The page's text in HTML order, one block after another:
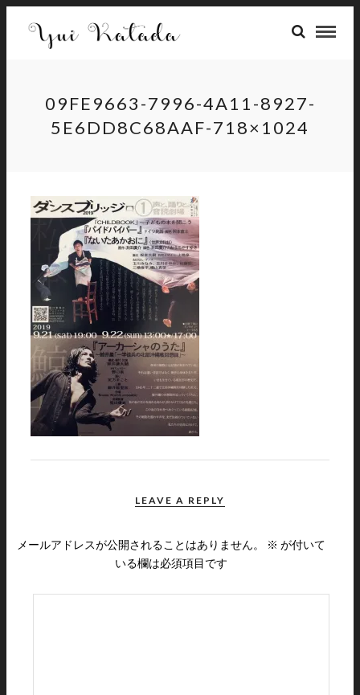
09FE9663-7996-4A11-8927-
5E6DD8C68AAF-718×1024
LEAVE A REPLY
メールアドレスが公開されることはありません。 ※ が付いて
いる欄は必須項目です